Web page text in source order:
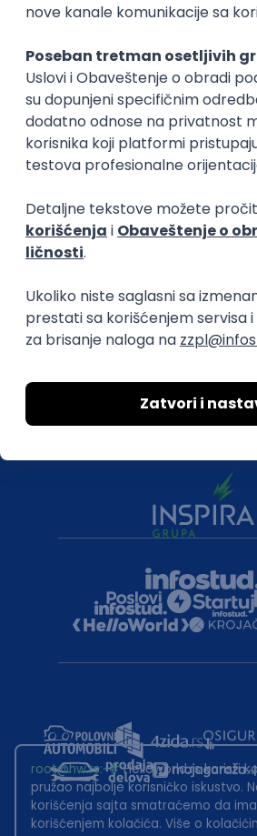
Okupljamo IT zajednicu,
transparentnost domaćeg IT
efikasno spajamo kandidate
Za poslodavce
Uslovi korišćenja
Za medije
Kontakt
Druželjubivi
root@hw.rs:~#Helloworld.rs koristi
pružao najbolje korisničko iskustvo.
korišćenja sajta smatraćemo da
korišćenjem kolačića. Više o